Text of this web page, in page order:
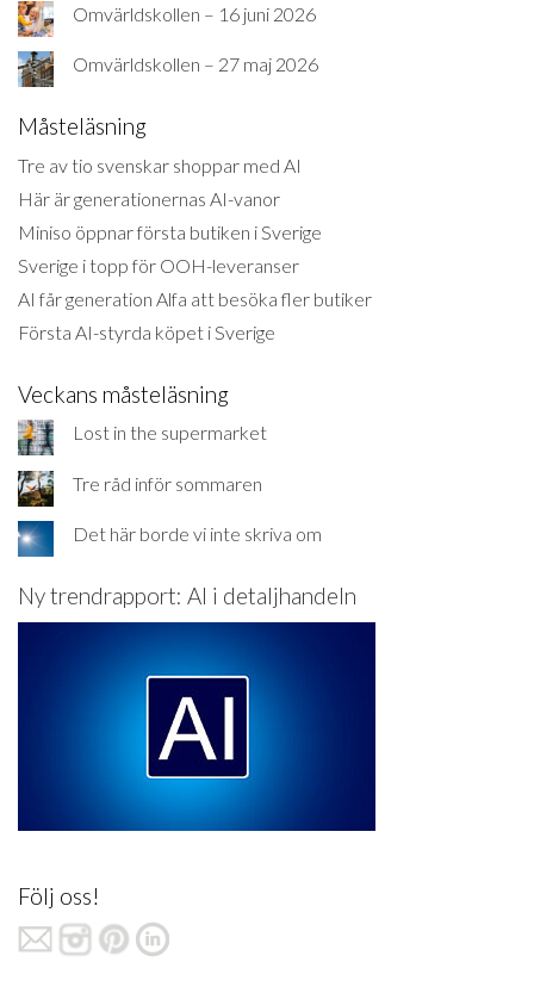
Omvärldskollen – 16 juni 2026
Omvärldskollen – 27 maj 2026
Måsteläsning
Tre av tio svenskar shoppar med AI
Här är generationernas AI-vanor
Miniso öppnar första butiken i Sverige
Sverige i topp för OOH-leveranser
AI får generation Alfa att besöka fler butiker
Första AI-styrda köpet i Sverige
Veckans måsteläsning
Lost in the supermarket
Tre råd inför sommaren
Det här borde vi inte skriva om
Ny trendrapport: AI i detaljhandeln
Följ oss!